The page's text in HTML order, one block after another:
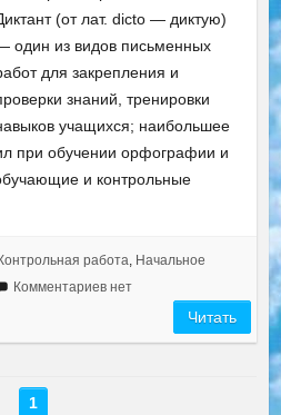
(от лат. dicto — диктую)
один из видов письменных
для закрепления и
знаний, тренировки
учащихся; наибольшее
при обучении орфографии и
и контрольные
Контрольная работа, Начальное
Комментариев нет
Читать
1